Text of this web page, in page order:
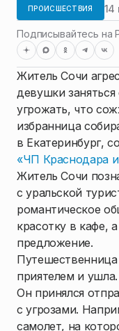
ПРОИСШЕСТВИЯ 14
Подписывайтесь на
Житель Сочи
девушки
угрожать, что
избранница
в Екатеринбург,
«ЧП Краснодара и
Житель Сочи
с уральской
романтическое
красотку в кафе,
предложение.
Путешественница
приятелем и
Он принялся
с угрозами.
самолет, на